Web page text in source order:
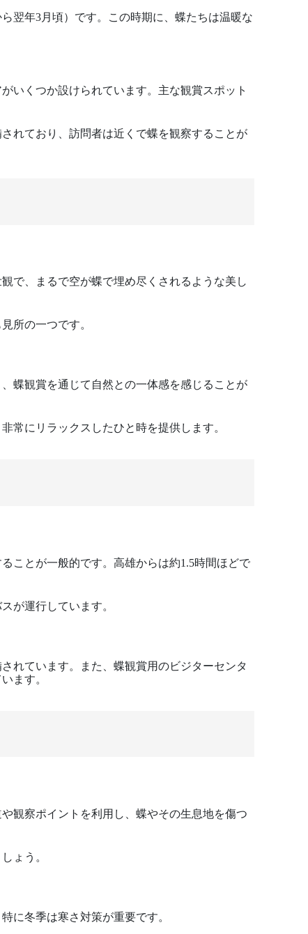
翌年3月頃）です。この時期に、蝶たちは温暖な
いくつか設けられています。主な観賞スポット
れており、訪問者は近くで蝶を観察することが
で、まるで空が蝶で埋め尽くされるような美し
所の一つです。
蝶観賞を通じて自然との一体感を感じることが
常にリラックスしたひと時を提供します。
ことが一般的です。高雄からは約1.5時間ほどで
が運行しています。
れています。また、蝶観賞用のビジターセンタ
ます。
観察ポイントを利用し、蝶やその生息地を傷つ
ょう。
に冬季は寒さ対策が重要です。